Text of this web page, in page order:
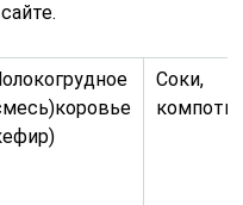
Соки,
компоты